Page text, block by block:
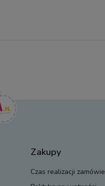
Zakupy
Czas realizacji